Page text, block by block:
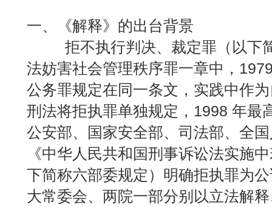
一、《解释》的出台背景
拒不执行判决、裁定罪（以下
法妨害社会管理秩序罪一章中，
公务罪规定在同一条文，实践中作
刑法将拒执罪单独规定，1998 年最
公安部、国家安全部、司法部、全
《中华人民共和国刑事诉讼法实施
下简称六部委规定）明确拒执罪为
大常委会、两院一部分别以立法解